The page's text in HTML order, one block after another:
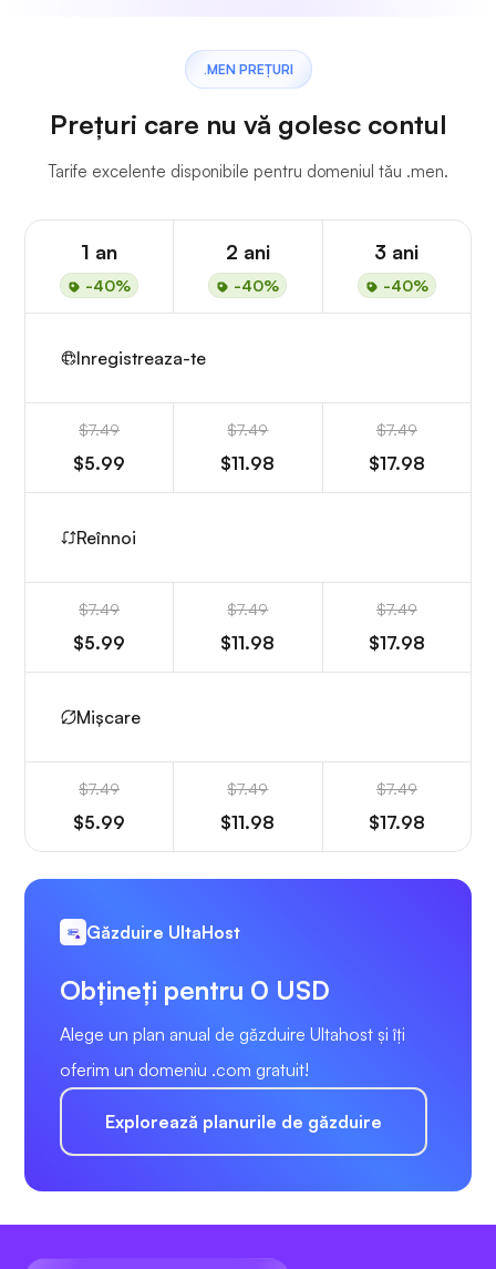
.MEN PREȚURI
Prețuri care nu vă golesc contul
Tarife excelente disponibile pentru domeniul tău .men.
1 an
-40%
2 ani
-40%
3 ani
-40%
Inregistreaza-te
$7.49
$5.99
$7.49
$11.98
$7.49
$17.98
Reînnoi
$7.49
$5.99
$7.49
$11.98
$7.49
$17.98
Mișcare
$7.49
$5.99
$7.49
$11.98
$7.49
$17.98
Găzduire UltaHost
Obțineți pentru 0 USD
Alege un plan anual de găzduire Ultahost și îți
oferim un domeniu .com gratuit!
Explorează planurile de găzduire